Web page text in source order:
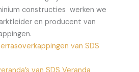
constructies werken we
en producent van
van SDS
van SDS Veranda